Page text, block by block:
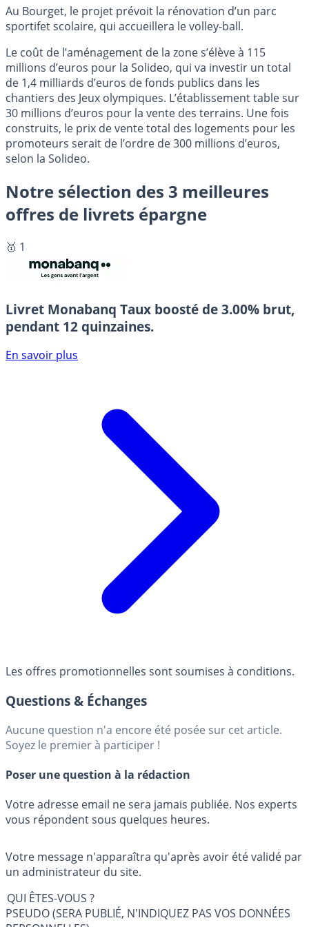
Au Bourget, le projet prévoit la rénovation d’un parc
sportifet scolaire, qui accueillera le volley-ball.
Le coût de l’aménagement de la zone s’élève à 115
millions d’euros pour la Solideo, qui va investir un total
de 1,4 milliards d’euros de fonds publics dans les
chantiers des Jeux olympiques. L’établissement table sur
30 millions d’euros pour la vente des terrains. Une fois
construits, le prix de vente total des logements pour les
promoteurs serait de l’ordre de 300 millions d’euros,
selon la Solideo.
Notre sélection des 3 meilleures
offres de livrets épargne
🥇 1
Livret Monabanq Taux boosté de 3.00% brut,
pendant 12 quinzaines.
En savoir plus
Les offres promotionnelles sont soumises à conditions.
Questions & Échanges
Aucune question n'a encore été posée sur cet article.
Soyez le premier à participer !
Poser une question à la rédaction
Votre adresse email ne sera jamais publiée. Nos experts
vous répondent sous quelques heures.
Votre message n'apparaîtra qu'après avoir été validé par
un administrateur du site.
QUI ÊTES-VOUS ?
PSEUDO (SERA PUBLIÉ, N'INDIQUEZ PAS VOS DONNÉES